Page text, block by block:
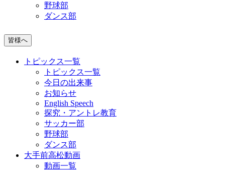
野球部
ダンス部
皆様へ
トピックス一覧
トピックス一覧
今日の出来事
お知らせ
English Speech
探究・アントレ教育
サッカー部
野球部
ダンス部
大手前高松動画
動画一覧